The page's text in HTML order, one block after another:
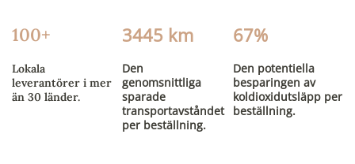
100+
Lokala
leverantörer i mer
än 30 länder.
3445 km
Den
genomsnittliga
sparade
transportavståndet
per beställning.
67%
Den potentiella
besparingen av
koldioxidutsläpp per
beställning.